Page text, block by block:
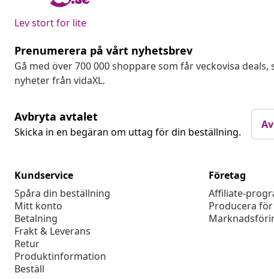
Lev stort for lite
Prenumerera på vårt nyhetsbrev
Gå med över 700 000 shoppare som får veckovisa
nyheter från vidaXL.
Avbryta avtalet
Skicka in en begäran om uttag för din beställning.
Kundservice
Spåra din beställning
Mitt konto
Betalning
Frakt & Leverans
Retur
Produktinformation
Beställ
Företag
Affiliate-
Producera för